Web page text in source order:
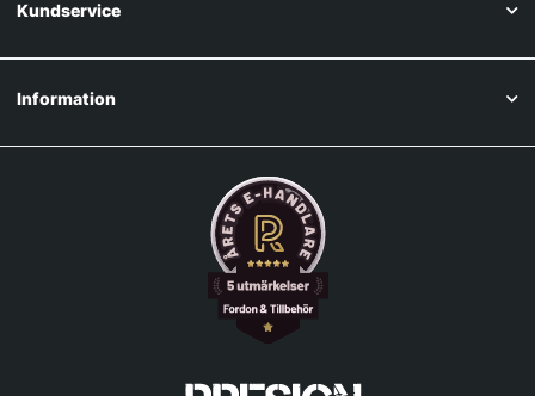
Kundservice
Information